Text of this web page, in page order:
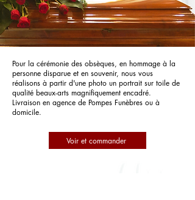
Pour la cérémonie des obsèques, en hommage à la
personne disparue et en souvenir, nous vous
réalisons à partir d'une photo un portrait sur toile de
qualité beaux-arts magnifiquement encadré.
Livraison en agence de Pompes Funèbres ou à
domicile.
Voir et commander